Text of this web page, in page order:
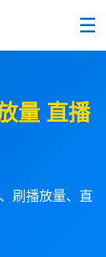
☰
量 直播
刷播放量、直